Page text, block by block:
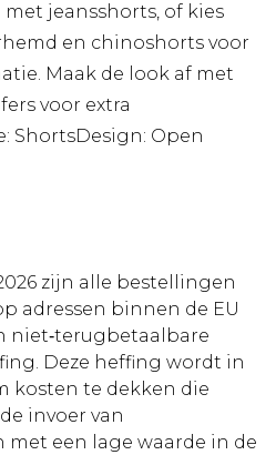
jeansshorts, of kies
en chinoshorts voor
Maak de look af met
voor extra
ShortsDesign: Open
zijn alle bestellingen
adressen binnen de EU
niet‑terugbetaalbare
Deze heffing wordt in
kosten te dekken die
invoer van
met een lage waarde in de